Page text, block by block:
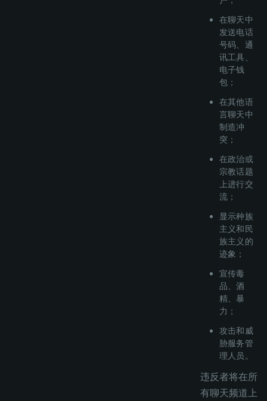
在聊天中
发送电话
号码、通
讯工具、
电子钱
包；
在其他语
言聊天中
制造冲
突；
在政治或
宗教话题
上进行交
流；
显示种族
主义和民
族主义的
迹象；
宣传毒
品、酒
精、暴
力；
攻击和威
胁服务管
理人员。
违反者将在所
有聊天频道上